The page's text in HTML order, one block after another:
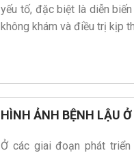
yếu tố, đặc biệt là diễn
không khám và điều trị kịp
HÌNH ẢNH BỆNH LẬU
Ở các giai đoạn phát triển